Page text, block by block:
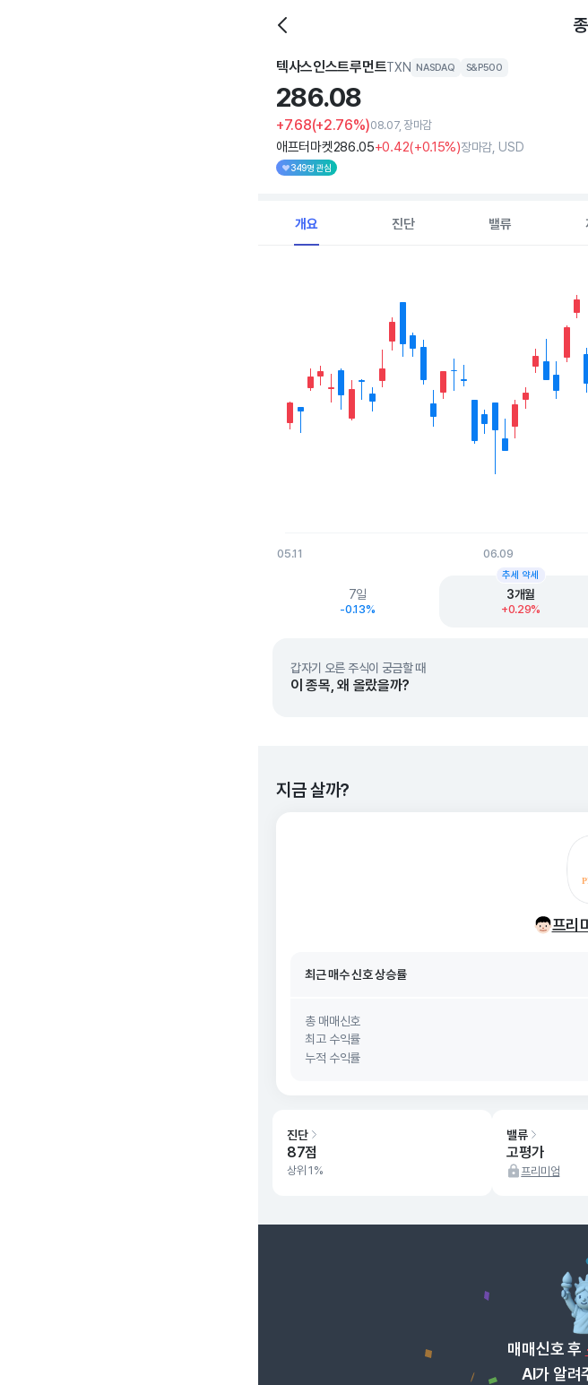
텍사스인스트루먼트TXN NASDAQ S&P500
286.08
+7.68(+2.76%)08.07, 장마감
애프터마켓286.05+0.42(+0.15%)장마감, USD
349명 관심
개요 진단 밸류
The chart has 1 X axis displaying Time. Data
The chart has 1 Y axis displaying values. Data ranges
05.11 06.09
7일
-0.13%
3개월
+0.29%
추세 약세
갑자기 오른 주식이 궁금할 때
이 종목, 왜 올랐을까?
지금 살까?
프리
최근 매수 신호 상승률
최근 매수 신호
총 매매신호
최고 수익률
누적 수익률
진단
87점
상위 1%
밸류
고평가
프리미엄
매매신호 후
AI가 알려